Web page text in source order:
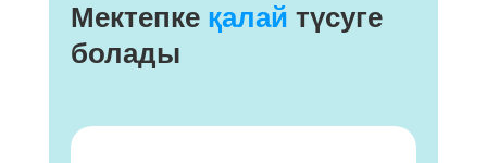
Мектепке қалай түсуге
болады